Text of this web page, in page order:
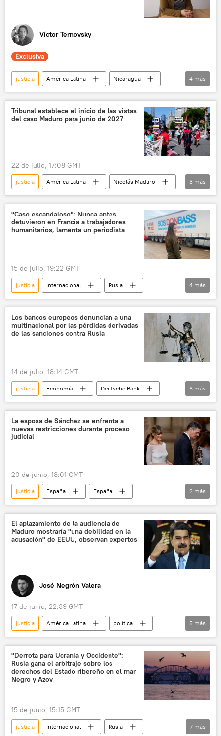
Víctor Ternovsky
Exclusiva
justicia América Latina
Nicaragua
Rusia
política
Sputnik (medio de comunicación)
Corte Penal Internacional (CPI)
4 más
Tribunal establece el inicio de las vistas
del caso Maduro para junio de 2027
22 de julio, 17:08 GMT
justicia América Latina
Nicolás Maduro
EEUU
Venezuela Cilia Flores
3 más
"Caso escandaloso": Nunca antes
detuvieron en Francia a trabajadores
humanitarios, lamenta un periodista
15 de julio, 19:22 GMT
justicia Internacional
Rusia
Ucrania
💬 Opinión y Análisis
Donbás
Francia
4 más
Los bancos europeos denuncian a una
multinacional por las pérdidas derivadas
de las sanciones contra Rusia
14 de julio, 18:14 GMT
justicia Economía
Deutsche Bank
UniCredit
Commerzbank
🌍 Europa
Unión Europea (UE)
📰 Consecuencias económicas de las sanciones occidentales contra Rusia
6 más
La esposa de Sánchez se enfrenta a
nuevas restricciones durante proceso
judicial
20 de junio, 18:01 GMT
justicia España
España
🌍 Europa
Pedro Sánchez
Gobierno de España
2 más
El aplazamiento de la audiencia de
Maduro mostraría "una debilidad en la
acusación" de EEUU, observan expertos
José Negrón Valera
17 de junio, 22:39 GMT
justicia América Latina
política
Nicolás Maduro
Cilia Flores
EEUU
Venezuela
💬 Opinión y Análisis
5 más
"Derrota para Ucrania y Occidente":
Rusia gana el arbitraje sobre los
derechos del Estado ribereño en el mar
Negro y Azov
15 de junio, 15:15 GMT
justicia Internacional Rusia 7 más